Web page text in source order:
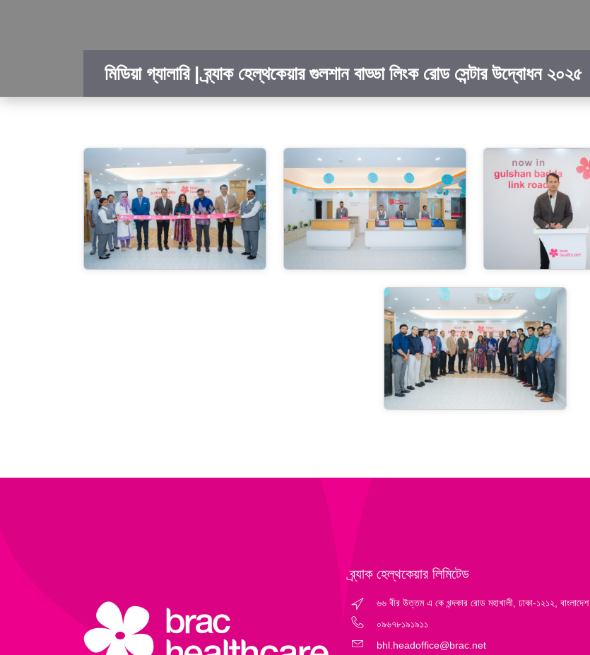
মিডিয়া গ্যালারি | ব্র্যাক হেল্‌থকেয়ার গুলশান বাড্ডা লিংক রোড সেন্টার উদ্বোধন ২০২৫
ব্র্যাক হেল্‌থকেয়ার লিমিটেড
৬৬ বীর উত্তম এ কে খন্দকার রোড মহাখালী, ঢাকা-১২১২, বাংলাদেশ
০৯৬৭৮১৯১৯১১
bhl.headoffice@brac.net